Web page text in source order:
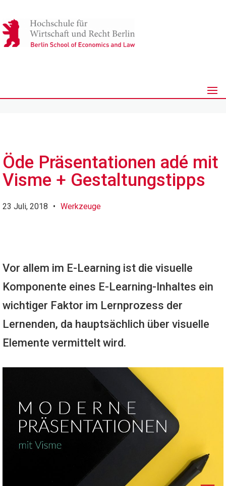
Öde Präsentationen adé mit
Visme + Gestaltungstipps
23 Juli, 2018 • Werkzeuge
Vor allem im E-Learning ist die visuelle
Komponente eines E-Learning-Inhaltes ein
wichtiger Faktor im Lernprozess der
Lernenden, da hauptsächlich über visuelle
Elemente vermittelt wird.